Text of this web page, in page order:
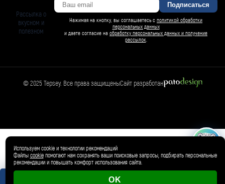
🛍️ Магазин
Товар добавлен в корзину ✓
Рассылка о
вкусном и
полезном
Подписаться
Нажимая на кнопку, вы соглашаетесь с политикой обработки
персональных данных
и даете согласие на обработку персональных данных и получение
рассылок
© 2025 Tepsey. Все права защищеныСайт разработан
Используем cookie и технологии рекомендаций
Файлы cookieпомогают нам сохранять ваши поисковые запросы, подбирать персональные
рекомендации и повышать комфорт использования сайта.
OK